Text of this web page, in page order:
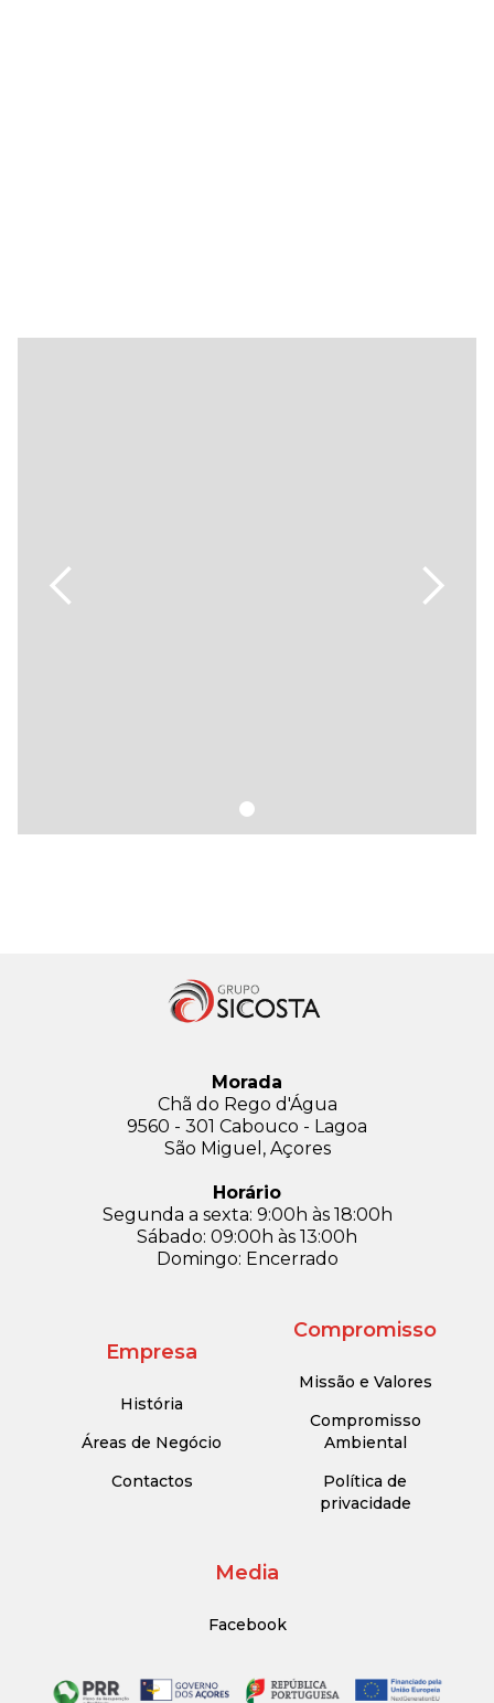
Morada
Chã do Rego d'Água
9560 - 301 Cabouco - Lagoa
São Miguel, Açores
Horário
Segunda a sexta: 9:00h às 18:00h
Sábado: 09:00h às 13:00h
Domingo: Encerrado
Empresa
História
Áreas de Negócio
Contactos
Compromisso
Missão e Valores
Compromisso
Ambiental
Política de
privacidade
Media
Facebook